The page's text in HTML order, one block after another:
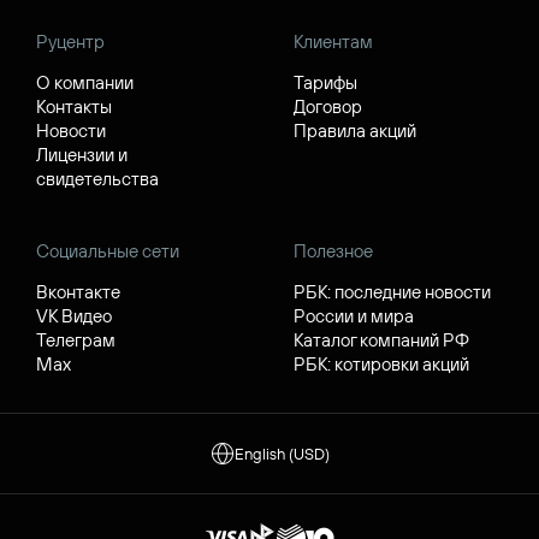
Руцентр
О компании
Контакты
Новости
Лицензии и
свидетельства
Клиентам
Тарифы
Договор
Правила акций
Социальные сети
Вконтакте
VK Видео
Телеграм
Max
Полезное
РБК: последние новости
России и мира
Каталог компаний РФ
РБК: котировки акций
English (USD)